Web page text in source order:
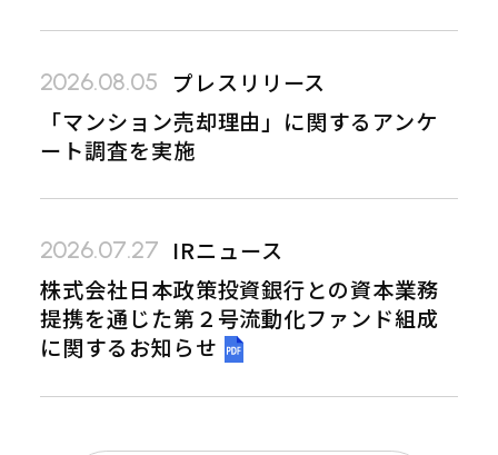
2026.08.05
プレスリリース
「マンション売却理由」に関するアンケ
ート調査を実施
2026.07.27 IRニュース
株式会社日本政策投資銀行との資本業務
提携を通じた第２号流動化ファンド組成
に関するお知らせ